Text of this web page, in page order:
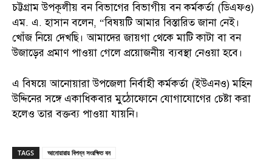
চট্টগ্রাম উপকূলীয় বন বিভাগের বিভাগীয় বন কর্মকর্তা (ডিএফও)
এম. এ. হাসান বলেন, “বিষয়টি আমার বিস্তারিত জানা নেই।
খোঁজ নিয়ে দেখছি। আমাদের জায়গা থেকে মাটি কাটা বা বন
উজাড়ের প্রমাণ পাওয়া গেলে প্রয়োজনীয় ব্যবস্থা নেওয়া হবে।
এ বিষয়ে আনোয়ারা উপজেলা নির্বাহী কর্মকর্তা (ইউএনও) মহিন
উদ্দিনের সঙ্গে একাধিকবার মুঠোফোনে যোগাযোগের চেষ্টা করা
হলেও তার বক্তব্য পাওয়া যায়নি।
TAGS আনোয়ারায় বিপন্ন সংরক্ষিত বন